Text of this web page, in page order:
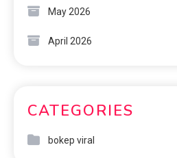
May 2026
April 2026
CATEGORIES
bokep viral